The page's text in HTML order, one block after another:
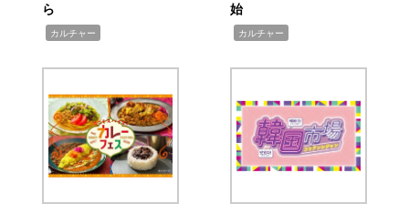
ら
カルチャー
始
カルチャー